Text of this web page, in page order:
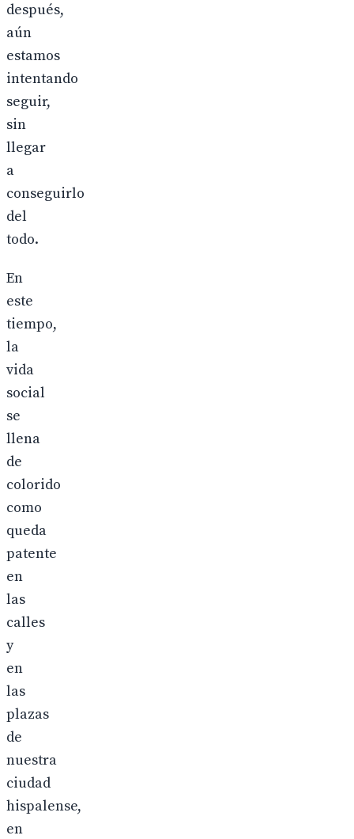
después,
aún
estamos
intentando
seguir,
sin
llegar
a
conseguirlo
del
todo.
En
este
tiempo,
la
vida
social
se
llena
de
colorido
como
queda
patente
en
las
calles
y
en
las
plazas
de
nuestra
ciudad
hispalense,
en